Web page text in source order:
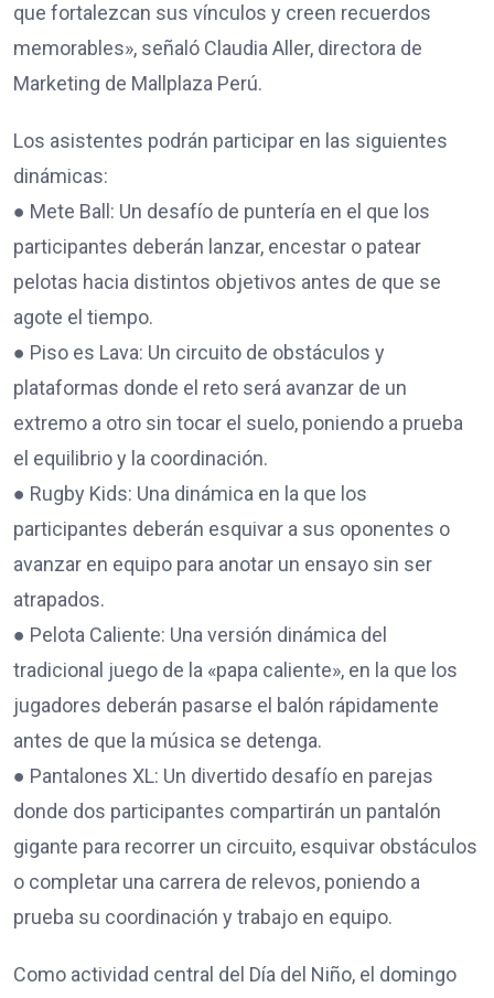
que fortalezcan sus vínculos y creen recuerdos
memorables», señaló Claudia Aller, directora de
Marketing de Mallplaza Perú.
Los asistentes podrán participar en las siguientes
dinámicas:
● Mete Ball: Un desafío de puntería en el que los
participantes deberán lanzar, encestar o patear
pelotas hacia distintos objetivos antes de que se
agote el tiempo.
● Piso es Lava: Un circuito de obstáculos y
plataformas donde el reto será avanzar de un
extremo a otro sin tocar el suelo, poniendo a prueba
el equilibrio y la coordinación.
● Rugby Kids: Una dinámica en la que los
participantes deberán esquivar a sus oponentes o
avanzar en equipo para anotar un ensayo sin ser
atrapados.
● Pelota Caliente: Una versión dinámica del
tradicional juego de la «papa caliente», en la que los
jugadores deberán pasarse el balón rápidamente
antes de que la música se detenga.
● Pantalones XL: Un divertido desafío en parejas
donde dos participantes compartirán un pantalón
gigante para recorrer un circuito, esquivar obstáculos
o completar una carrera de relevos, poniendo a
prueba su coordinación y trabajo en equipo.
Como actividad central del Día del Niño, el domingo